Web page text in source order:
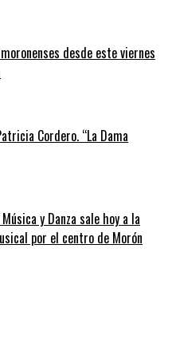
desde este viernes
Cordero. “La Dama
y Danza sale hoy a la
por el centro de Morón